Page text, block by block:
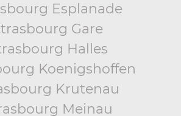
Esplanade
Gare
Halles
Koenigshoffen
Krutenau
Meinau